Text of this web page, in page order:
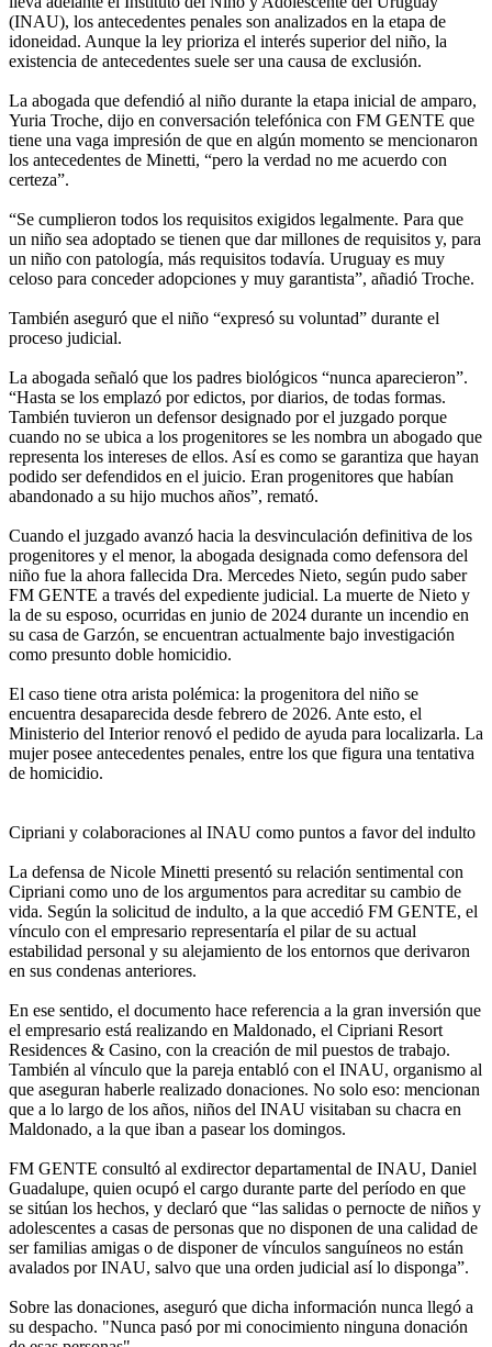
(INAU), los antecedentes penales son analizados en la etapa de
idoneidad. Aunque la ley prioriza el interés superior del niño, la
existencia de antecedentes suele ser una causa de exclusión.
La abogada que defendió al niño durante la etapa inicial de amparo,
Yuria Troche, dijo en conversación telefónica con FM GENTE que
tiene una vaga impresión de que en algún momento se mencionaron
los antecedentes de Minetti, “pero la verdad no me acuerdo con
certeza”.
“Se cumplieron todos los requisitos exigidos legalmente. Para que
un niño sea adoptado se tienen que dar millones de requisitos y, para
un niño con patología, más requisitos todavía. Uruguay es muy
celoso para conceder adopciones y muy garantista”, añadió Troche.
También aseguró que el niño “expresó su voluntad” durante el
proceso judicial.
La abogada señaló que los padres biológicos “nunca aparecieron”.
“Hasta se los emplazó por edictos, por diarios, de todas formas.
También tuvieron un defensor designado por el juzgado porque
cuando no se ubica a los progenitores se les nombra un abogado que
representa los intereses de ellos. Así es como se garantiza que hayan
podido ser defendidos en el juicio. Eran progenitores que habían
abandonado a su hijo muchos años”, remató.
Cuando el juzgado avanzó hacia la desvinculación definitiva de los
progenitores y el menor, la abogada designada como defensora del
niño fue la ahora fallecida Dra. Mercedes Nieto, según pudo saber
FM GENTE a través del expediente judicial. La muerte de Nieto y
la de su esposo, ocurridas en junio de 2024 durante un incendio en
su casa de Garzón, se encuentran actualmente bajo investigación
como presunto doble homicidio.
El caso tiene otra arista polémica: la progenitora del niño se
encuentra desaparecida desde febrero de 2026. Ante esto, el
Ministerio del Interior renovó el pedido de ayuda para localizarla. La
mujer posee antecedentes penales, entre los que figura una tentativa
de homicidio.
Cipriani y colaboraciones al INAU como puntos a favor del indulto
La defensa de Nicole Minetti presentó su relación sentimental con
Cipriani como uno de los argumentos para acreditar su cambio de
vida. Según la solicitud de indulto, a la que accedió FM GENTE, el
vínculo con el empresario representaría el pilar de su actual
estabilidad personal y su alejamiento de los entornos que derivaron
en sus condenas anteriores.
En ese sentido, el documento hace referencia a la gran inversión que
el empresario está realizando en Maldonado, el Cipriani Resort
Residences & Casino, con la creación de mil puestos de trabajo.
También al vínculo que la pareja entabló con el INAU, organismo al
que aseguran haberle realizado donaciones. No solo eso: mencionan
que a lo largo de los años, niños del INAU visitaban su chacra en
Maldonado, a la que iban a pasear los domingos.
FM GENTE consultó al exdirector departamental de INAU, Daniel
Guadalupe, quien ocupó el cargo durante parte del período en que
se sitúan los hechos, y declaró que “las salidas o pernocte de niños y
adolescentes a casas de personas que no disponen de una calidad de
ser familias amigas o de disponer de vínculos sanguíneos no están
avalados por INAU, salvo que una orden judicial así lo disponga”.
Sobre las donaciones, aseguró que dicha información nunca llegó a
su despacho. "Nunca pasó por mi conocimiento ninguna donación